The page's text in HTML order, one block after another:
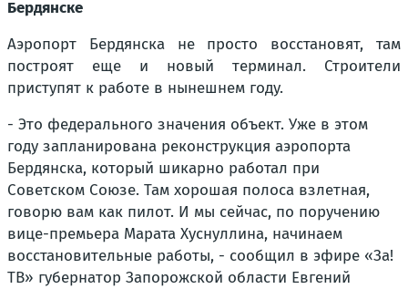
Бердянске
Аэропорт Бердянска не просто восстановят, там
построят еще и новый терминал. Строители
приступят к работе в нынешнем году.
- Это федерального значения объект. Уже в этом
году запланирована реконструкция аэропорта
Бердянска, который шикарно работал при
Советском Союзе. Там хорошая полоса взлетная,
говорю вам как пилот. И мы сейчас, по поручению
вице-премьера Марата Хуснуллина, начинаем
восстановительные работы, - сообщил в эфире «За!
ТВ» губернатор Запорожской области Евгений